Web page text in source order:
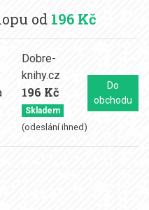
od 196 Kč
Dobre-
knihy.cz
196 Kč
Skladem
(odeslání ihned)
Do
obchodu